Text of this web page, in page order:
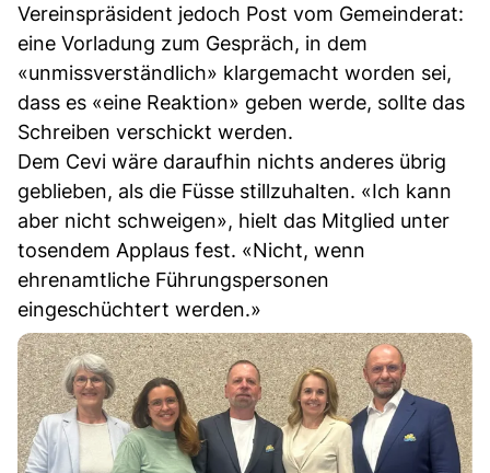
Vereinspräsident jedoch Post vom Gemeinderat:
eine Vorladung zum Gespräch, in dem
«unmissverständlich» klargemacht worden sei,
dass es «eine Reaktion» geben werde, sollte das
Schreiben verschickt werden.
Dem Cevi wäre daraufhin nichts anderes übrig
geblieben, als die Füsse stillzuhalten. «Ich kann
aber nicht schweigen», hielt das Mitglied unter
tosendem Applaus fest. «Nicht, wenn
ehrenamtliche Führungspersonen
eingeschüchtert werden.»